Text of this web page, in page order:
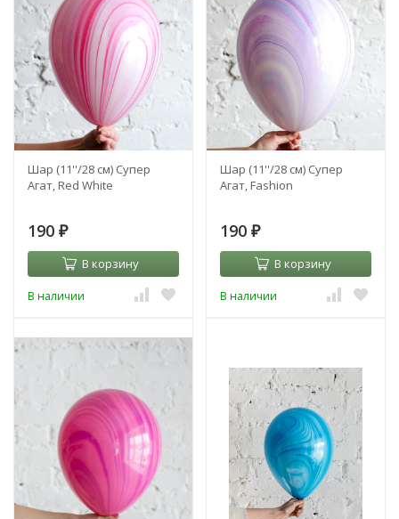
Шар (11''/28 см) Супер
Агат, Red White
190 ₽
В корзину
В наличии
Шар (11''/28 см) Супер
Агат, Fashion
190 ₽
В корзину
В наличии